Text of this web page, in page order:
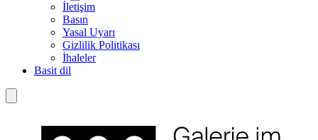
İletişim
Basın
Yasal Uyarı
Gizlilik Politikası
İhaleler
Basit dil